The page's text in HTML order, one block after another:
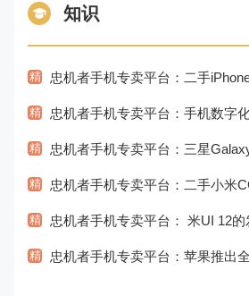
知识
精 忠机者手机专卖平台：二手iPhone
精 忠机者手机专卖平台：手机数字
精 忠机者手机专卖平台：三星Galaxy S21
精 忠机者手机专卖平台：二手小米CC9
精 忠机者手机专卖平台： 米UI 12的
精 忠机者手机专卖平台：苹果推出全